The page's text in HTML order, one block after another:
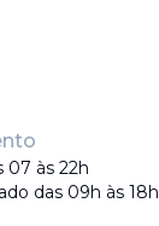
07 às 22h
das 09h às 18h